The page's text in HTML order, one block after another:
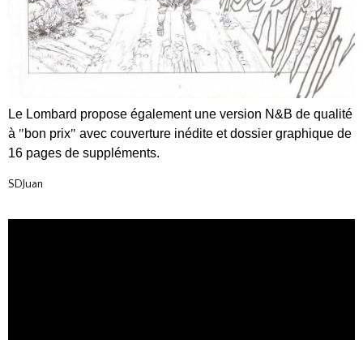
Le Lombard propose également une version N&B de qualité
à "bon prix" avec couverture inédite et dossier graphique de
16 pages de suppléments.
SDJuan